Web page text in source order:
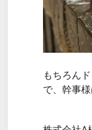
もちろん
で、幹事